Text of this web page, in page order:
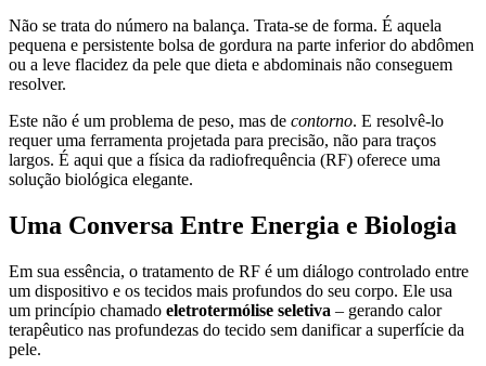
Não se trata do número na balança. Trata-se de forma. É aquela
pequena e persistente bolsa de gordura na parte inferior do abdômen
ou a leve flacidez da pele que dieta e abdominais não conseguem
resolver.
Este não é um problema de peso, mas de contorno. E resolvê-lo
requer uma ferramenta projetada para precisão, não para traços
largos. É aqui que a física da radiofrequência (RF) oferece uma
solução biológica elegante.
Uma Conversa Entre Energia e Biologia
Em sua essência, o tratamento de RF é um diálogo controlado entre
um dispositivo e os tecidos mais profundos do seu corpo. Ele usa
um princípio chamado eletrotermólise seletiva – gerando calor
terapêutico nas profundezas do tecido sem danificar a superfície da
pele.